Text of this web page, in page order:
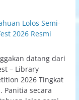
Lolos Semi-
2026 Resmi
datang dari
– Library
2026 Tingkat
Panitia secara